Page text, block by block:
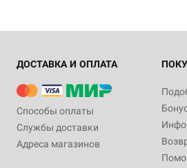
ДОСТАВКА И ОПЛАТА
Способы оплаты
Службы доставки
Адреса магазинов